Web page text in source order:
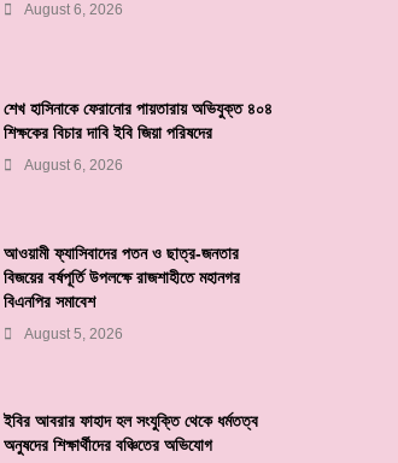
August 6, 2026
শেখ হাসিনাকে ফেরানোর পায়তারায় অভিযুক্ত ৪০৪
শিক্ষকের বিচার দাবি ইবি জিয়া পরিষদের
August 6, 2026
আওয়ামী ফ্যাসিবাদের পতন ও ছাত্র-জনতার
বিজয়ের বর্ষপূর্তি উপলক্ষে রাজশাহীতে মহানগর
বিএনপির সমাবেশ
August 5, 2026
ইবির আবরার ফাহাদ হল সংযুক্তি থেকে ধর্মতত্ব
অনুষদের শিক্ষার্থীদের বঞ্চিতের অভিযোগ